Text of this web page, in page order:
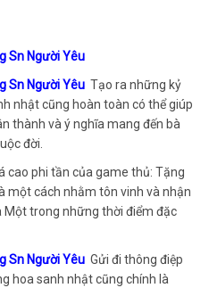
Sn Người Yêu
Sn Người Yêu Tạo ra những kỷ
nhật cũng hoàn toàn có thể giúp
thành và ý nghĩa mang đến bà
đời.
cao phi tần của game thủ: Tặng
một cách nhằm tôn vinh và nhận
Một trong những thời điểm đặc
Sn Người Yêu Gửi đi thông điệp
hoa sanh nhật cũng chính là